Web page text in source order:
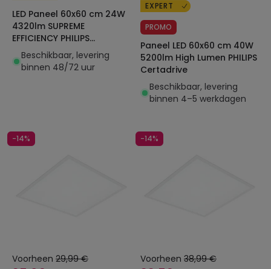
LED Paneel 60x60 cm 24W
4320lm SUPREME
EFFICIENCY PHILIPS
Certadrive Klasse A
Beschikbaar, levering
binnen 48/72 uur
EXPERT
PROMO
Paneel LED 60x60 cm 40W
5200lm High Lumen PHILIPS
Certadrive
Beschikbaar, levering
binnen 4–5 werkdagen
-14%
Voorheen 29,99 €
-14%
Voorheen 38,99 €